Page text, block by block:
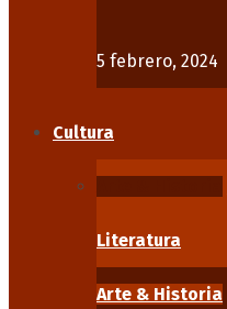
5 febrero, 2024
Cultura
Literatura
Arte & Historia